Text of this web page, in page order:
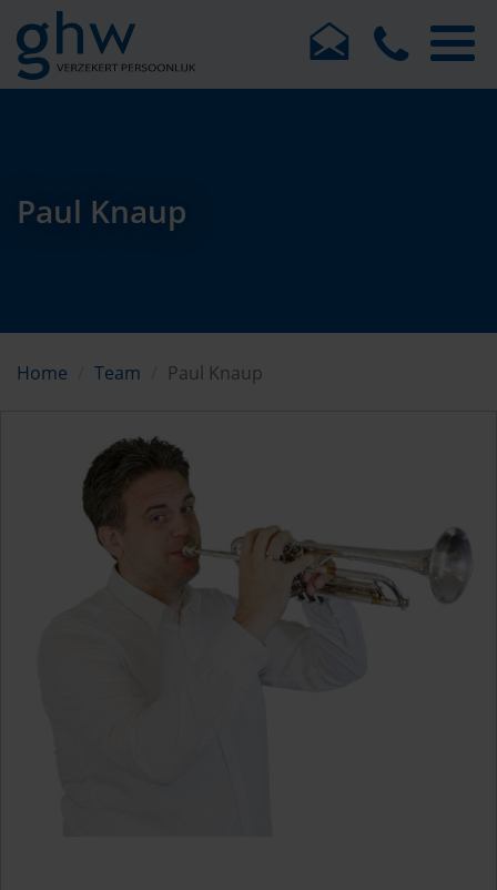
Paul Knaup
Home Team Paul Knaup